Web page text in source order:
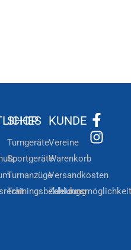
SHOP
Turngeräte
Sportgeräte
Turnanzüge
Trainingsbekleidung
KUNDE
Vereine
Warenkorb
Versandkosten